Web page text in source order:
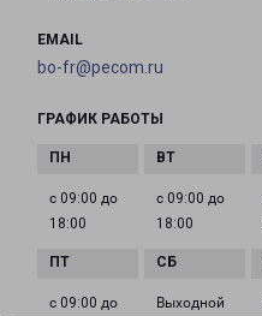
EMAIL
bo-fr@pecom.ru
ГРАФИК РАБОТЫ
с 09:00 до
18:00
с 09:00 до
18:00
с 09:00 до
Выходной